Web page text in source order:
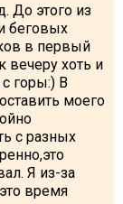
До этого из
беговых
в первый
вечеру хоть и
горы:) В
моего
с разных
Я из-за
время